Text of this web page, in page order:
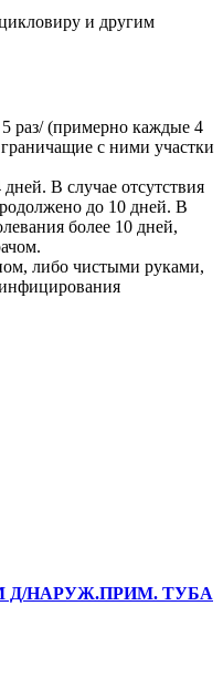
и другим
раз/ (примерно каждые 4
с ними участки
В случае отсутствия
до 10 дней. В
более 10 дней,
либо чистыми руками,
Д/НАРУЖ.ПРИМ. ТУБА